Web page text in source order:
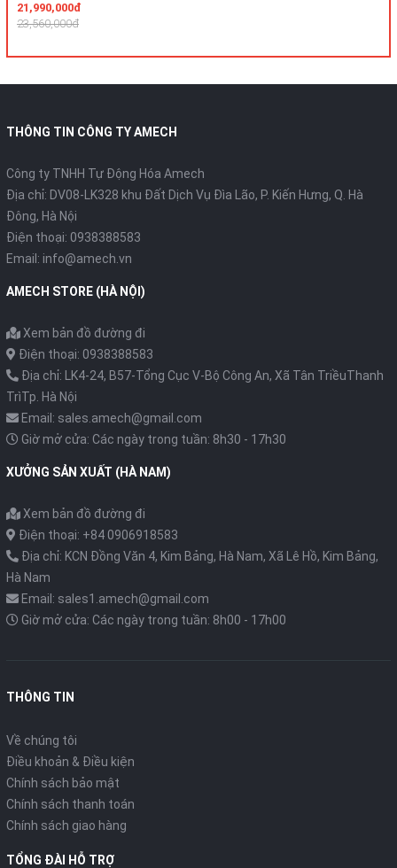
21,990,000đ
23,560,000đ
THÔNG TIN CÔNG TY AMECH
Công ty TNHH Tự Động Hóa Amech
Địa chỉ: DV08-LK328 khu Đất Dịch Vụ Đìa Lão, P. Kiến Hưng, Q. Hà
Đông, Hà Nội
Điện thoại: 0938388583
Email: info@amech.vn
AMECH STORE (HÀ NỘI)
Xem bản đồ đường đi
Điện thoại: 0938388583
Địa chỉ: LK4-24, B57-Tổng Cục V-Bộ Công An, Xã Tân TriềuThanh
TrìTp. Hà Nội
Email: sales.amech@gmail.com
Giờ mở cửa: Các ngày trong tuần: 8h30 - 17h30
XƯỞNG SẢN XUẤT (HÀ NAM)
Xem bản đồ đường đi
Điện thoại: +84 0906918583
Địa chỉ: KCN Đồng Văn 4, Kim Bảng, Hà Nam, Xã Lê Hồ, Kim Bảng,
Hà Nam
Email: sales1.amech@gmail.com
Giờ mở cửa: Các ngày trong tuần: 8h00 - 17h00
THÔNG TIN
Về chúng tôi
Điều khoản & Điều kiện
Chính sách bảo mật
Chính sách thanh toán
Chính sách giao hàng
TỔNG ĐÀI HỖ TRỢ